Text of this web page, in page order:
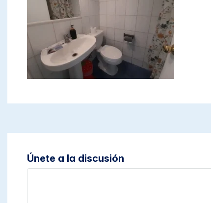
Únete a la discusión